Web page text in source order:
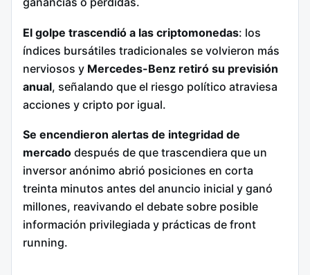
El golpe trascendió a las criptomonedas: los
índices bursátiles tradicionales se volvieron más
nerviosos y Mercedes-Benz retiró su previsión
anual, señalando que el riesgo político atraviesa
acciones y cripto por igual.
Se encendieron alertas de integridad de
mercado después de que trascendiera que un
inversor anónimo abrió posiciones en corta
treinta minutos antes del anuncio inicial y ganó
millones, reavivando el debate sobre posible
información privilegiada y prácticas de front
running.